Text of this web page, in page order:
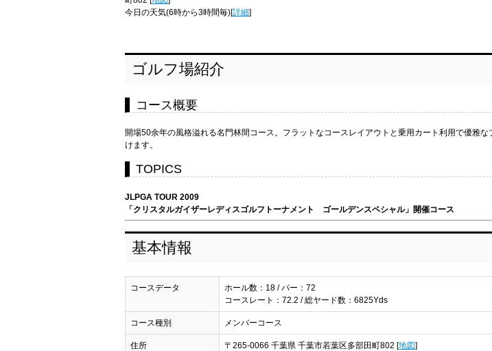
今日の天気(6時から3時間毎)[詳細]
ゴルフ場紹介
コース概要
開場50余年の風格溢れる名門林間コース。フラットなコースレイアウトと乗用カート利用で優雅な
けます。
TOPICS
JLPGA TOUR 2009
「クリスタルガイザーレディスゴルフトーナメント ゴールデンスペシャル」開催コース
基本情報
コースデータ
ホール数：18 / パー：72
コースレート：72.2 / 総ヤード数：6825Yds
コース種別 メンバーコース
住所 〒265-0066 千葉県 千葉市若葉区多部田町802 [地図]